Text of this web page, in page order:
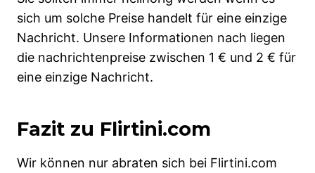
sich um solche Preise handelt für eine einzige
Nachricht. Unsere Informationen nach liegen
die nachrichtenpreise zwischen 1 € und 2 € für
eine einzige Nachricht.
Fazit zu Flirtini.com
Wir können nur abraten sich bei Flirtini.com